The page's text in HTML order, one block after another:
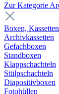
Zur Kategorie
Boxen, Kassetten
Archivkassetten
Gefachboxen
Standboxen
Klappschachteln
Stülpschachteln
Diapositivboxen
Fotohüllen